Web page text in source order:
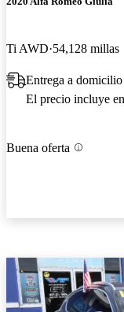
Ti AWD 54,128 millas
Entrega a
El precio incluye
Buena oferta